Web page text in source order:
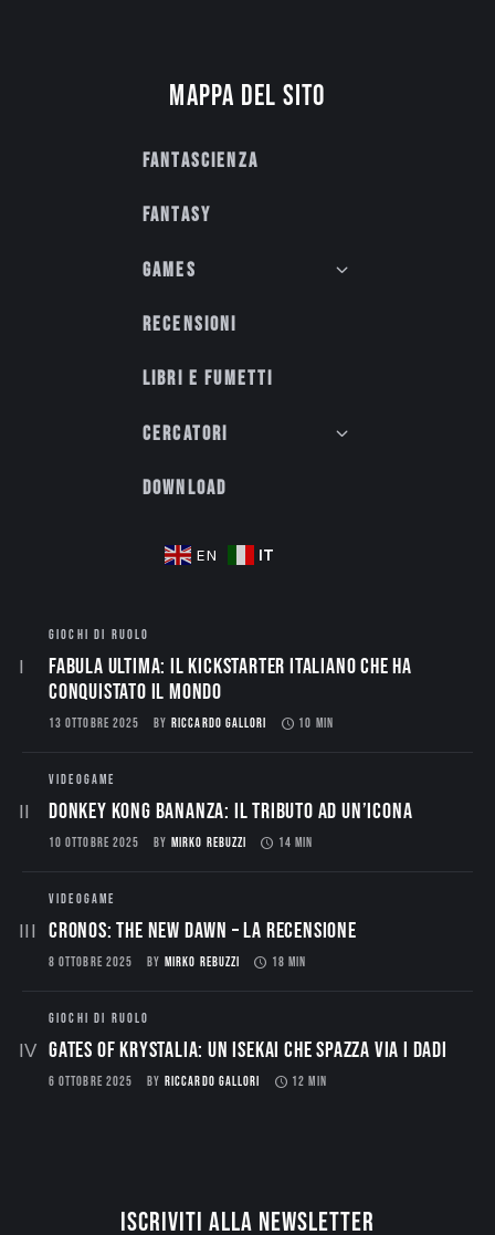
Mappa del sito
Fantascienza
Fantasy
Games
Recensioni
Libri e fumetti
Cercatori
Download
EN IT
GIOCHI DI RUOLO
Fabula Ultima: il Kickstarter italiano che ha
conquistato il mondo
13 OTTOBRE 2025 BY RICCARDO GALLORI 10 MIN
VIDEOGAME
Donkey Kong Bananza: Il Tributo ad un’Icona
10 OTTOBRE 2025 BY MIRKO REBUZZI 14 MIN
VIDEOGAME
CRONOS: THE NEW DAWN – La Recensione
8 OTTOBRE 2025 BY MIRKO REBUZZI 18 MIN
GIOCHI DI RUOLO
Gates of Krystalia: Un Isekai che spazza via i dadi
6 OTTOBRE 2025 BY RICCARDO GALLORI 12 MIN
Iscriviti alla newsletter